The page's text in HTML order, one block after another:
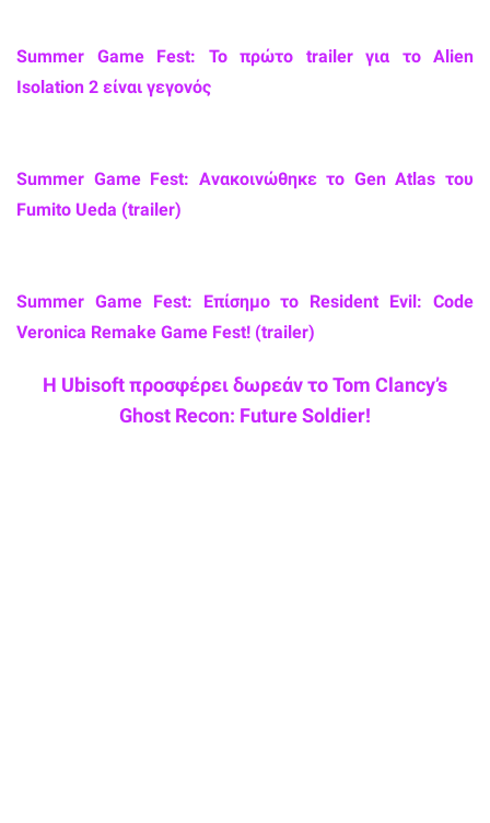
Summer Game Fest: Το πρώτο trailer για το Alien
Isolation 2 είναι γεγονός
Summer Game Fest: Ανακοινώθηκε το Gen Atlas του
Fumito Ueda (trailer)
Summer Game Fest: Επίσημο το Resident Evil: Code
Veronica Remake Game Fest! (trailer)
Η Ubisoft προσφέρει δωρεάν το Tom Clancy’s
Ghost Recon: Future Soldier!